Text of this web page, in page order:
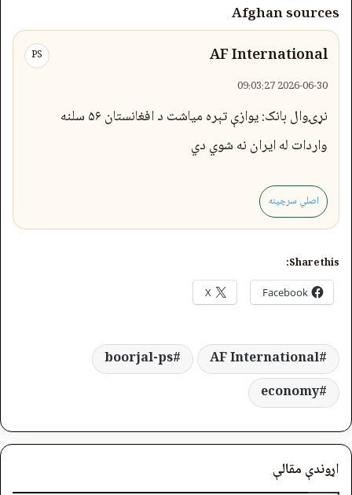
Afghan sources
AF International
PS
2026-06-30 09:03:27
نړۍوال بانک: یوازې تېره میاشت د افغانستان ۵۶ سلنه
واردات له ایران نه شوي دي
اصلي سرچینه
Share this:
Facebook
X
AF International
boorjal-ps
economy
اړوندې مقالې